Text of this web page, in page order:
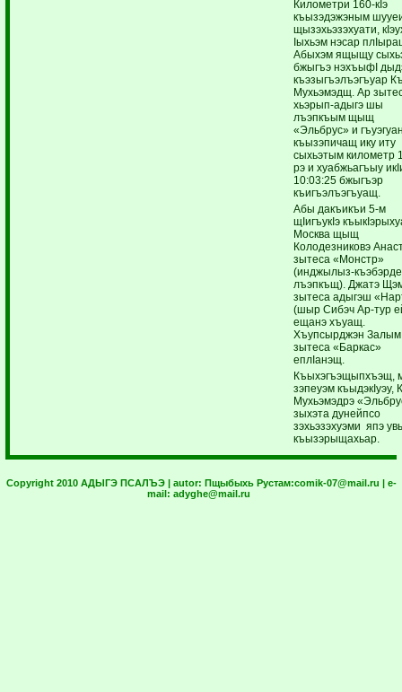
Километри 160-кIэ
къызэдэжэным
щызэхьэзэхуати,
Iыхьэм нэсар
Абыхэм ящыщу
бжыгъэ нэхъыфI
къэзыгъэлъэгъуар
Мухьэмэдщ. Ар
хьэрып-адыгэ шы
лъэпкъым щыщ
«Эльбрус» и
къызэпичащ ику иту
сыхьэтым километр
рэ и хуабжьагъыу
10:03:25 бжыгъэр
къигъэлъэгъуащ.
Абы дакъикъи 5-м
щIигъукIэ
Москва щыщ
Колодезниковэ
зытеса «Монстр»
(инджылыз-
лъэпкъщ). Джатэ
зытеса адыгэш
(шыр Сибэч Ар-тур
ещанэ хъуащ.
Хъупсырджэн Залым
зытеса «Баркас»
еплIанэщ.
Къыхэгъэщыпхъэщ,
зэпеуэм къыдэкIуэу,
Мухьэмэдрэ
зыхэта дунейпсо
зэхьэзэхуэми япэ
къызэрыщахьар.
Copyright 2010 АДЫГЭ ПСАЛЪЭ | autor: Пщыбыхь Рустам:comik-07@mail.ru | e-
mail: adyghe@mail.ru